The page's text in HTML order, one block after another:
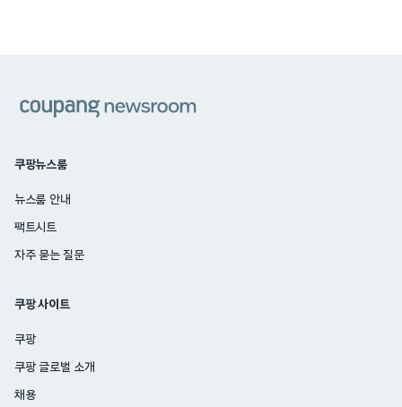
쿠팡뉴스룸
뉴스룸 안내
팩트시트
자주 묻는 질문
쿠팡 사이트
쿠팡
쿠팡 글로벌 소개
채용